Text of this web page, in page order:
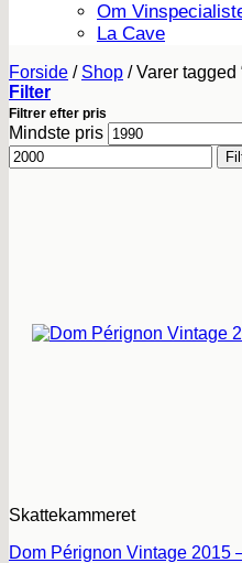
Om
La Cave
Forside / Shop /Varer tagged
Filter
Filtrer efter pris
Mindste pris
Skattekammeret
Dom Pérignon Vintage 2015